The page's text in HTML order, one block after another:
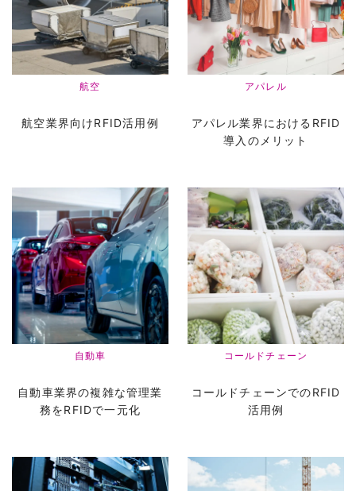
航空
航空業界向けRFID活用例
アパレル
アパレル業界におけるRFID
導入のメリット
自動車
自動車業界の複雑な管理業
務をRFIDで一元化
コールドチェーン
コールドチェーンでのRFID
活用例